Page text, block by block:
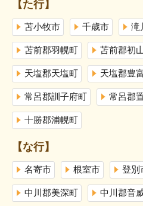
【た行】
苫小牧市 千歳市 滝
苫前郡羽幌町 苫前郡初
天塩郡天塩町 天塩郡豊
常呂郡訓子府町 常呂郡
十勝郡浦幌町
【な行】
名寄市 根室市 登別
中川郡美深町 中川郡音